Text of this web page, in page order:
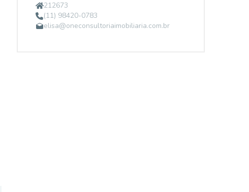
212673
(11) 98420-0783
elisa@oneconsultoriaimobiliaria.com.br